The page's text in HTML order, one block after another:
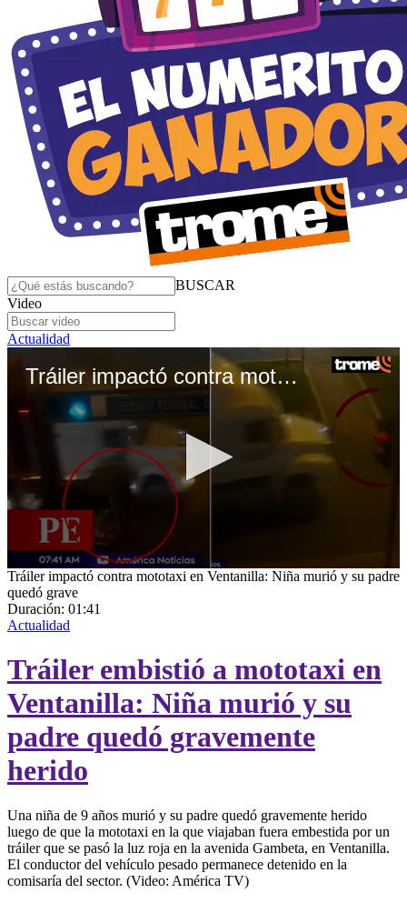
BUSCAR
Video
Actualidad
Tráiler impactó contra mototaxi en Ventanilla: Niña murió y su padre quedó grave
0
seconds
of
1
minute,
seconds
Tráiler impactó contra mototaxi en Ventanilla: Niña murió y su padre
quedó grave
Duración: 01:41
Actualidad
Tráiler embistió a mototaxi en
Ventanilla: Niña murió y su
padre quedó gravemente
herido
Una niña de 9 años murió y su padre quedó gravemente herido
luego de que la mototaxi en la que viajaban fuera embestida por un
tráiler que se pasó la luz roja en la avenida Gambeta, en Ventanilla.
El conductor del vehículo pesado permanece detenido en la
comisaría del sector. (Video: América TV)